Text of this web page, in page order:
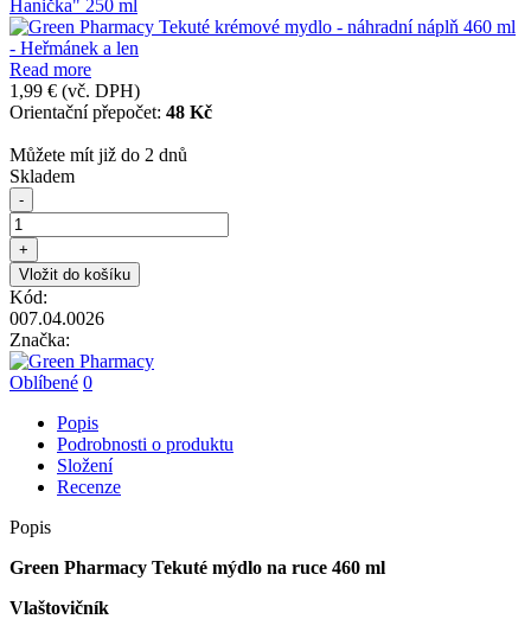
Read more
1,99 € (vč. DPH)
Orientační přepočet: 48 Kč
Můžete mít již do 2 dnů
Skladem
-
+
Vložit do košíku
Kód:
007.04.0026
Značka:
Oblíbené 0
Popis
Podrobnosti o produktu
Složení
Recenze
Popis
Green Pharmacy Tekuté mýdlo na ruce 460 ml
Vlaštovičník